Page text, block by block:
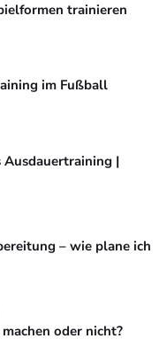
trainieren
im Fußball
Ausdauertraining |
– wie plane ich
oder nicht?